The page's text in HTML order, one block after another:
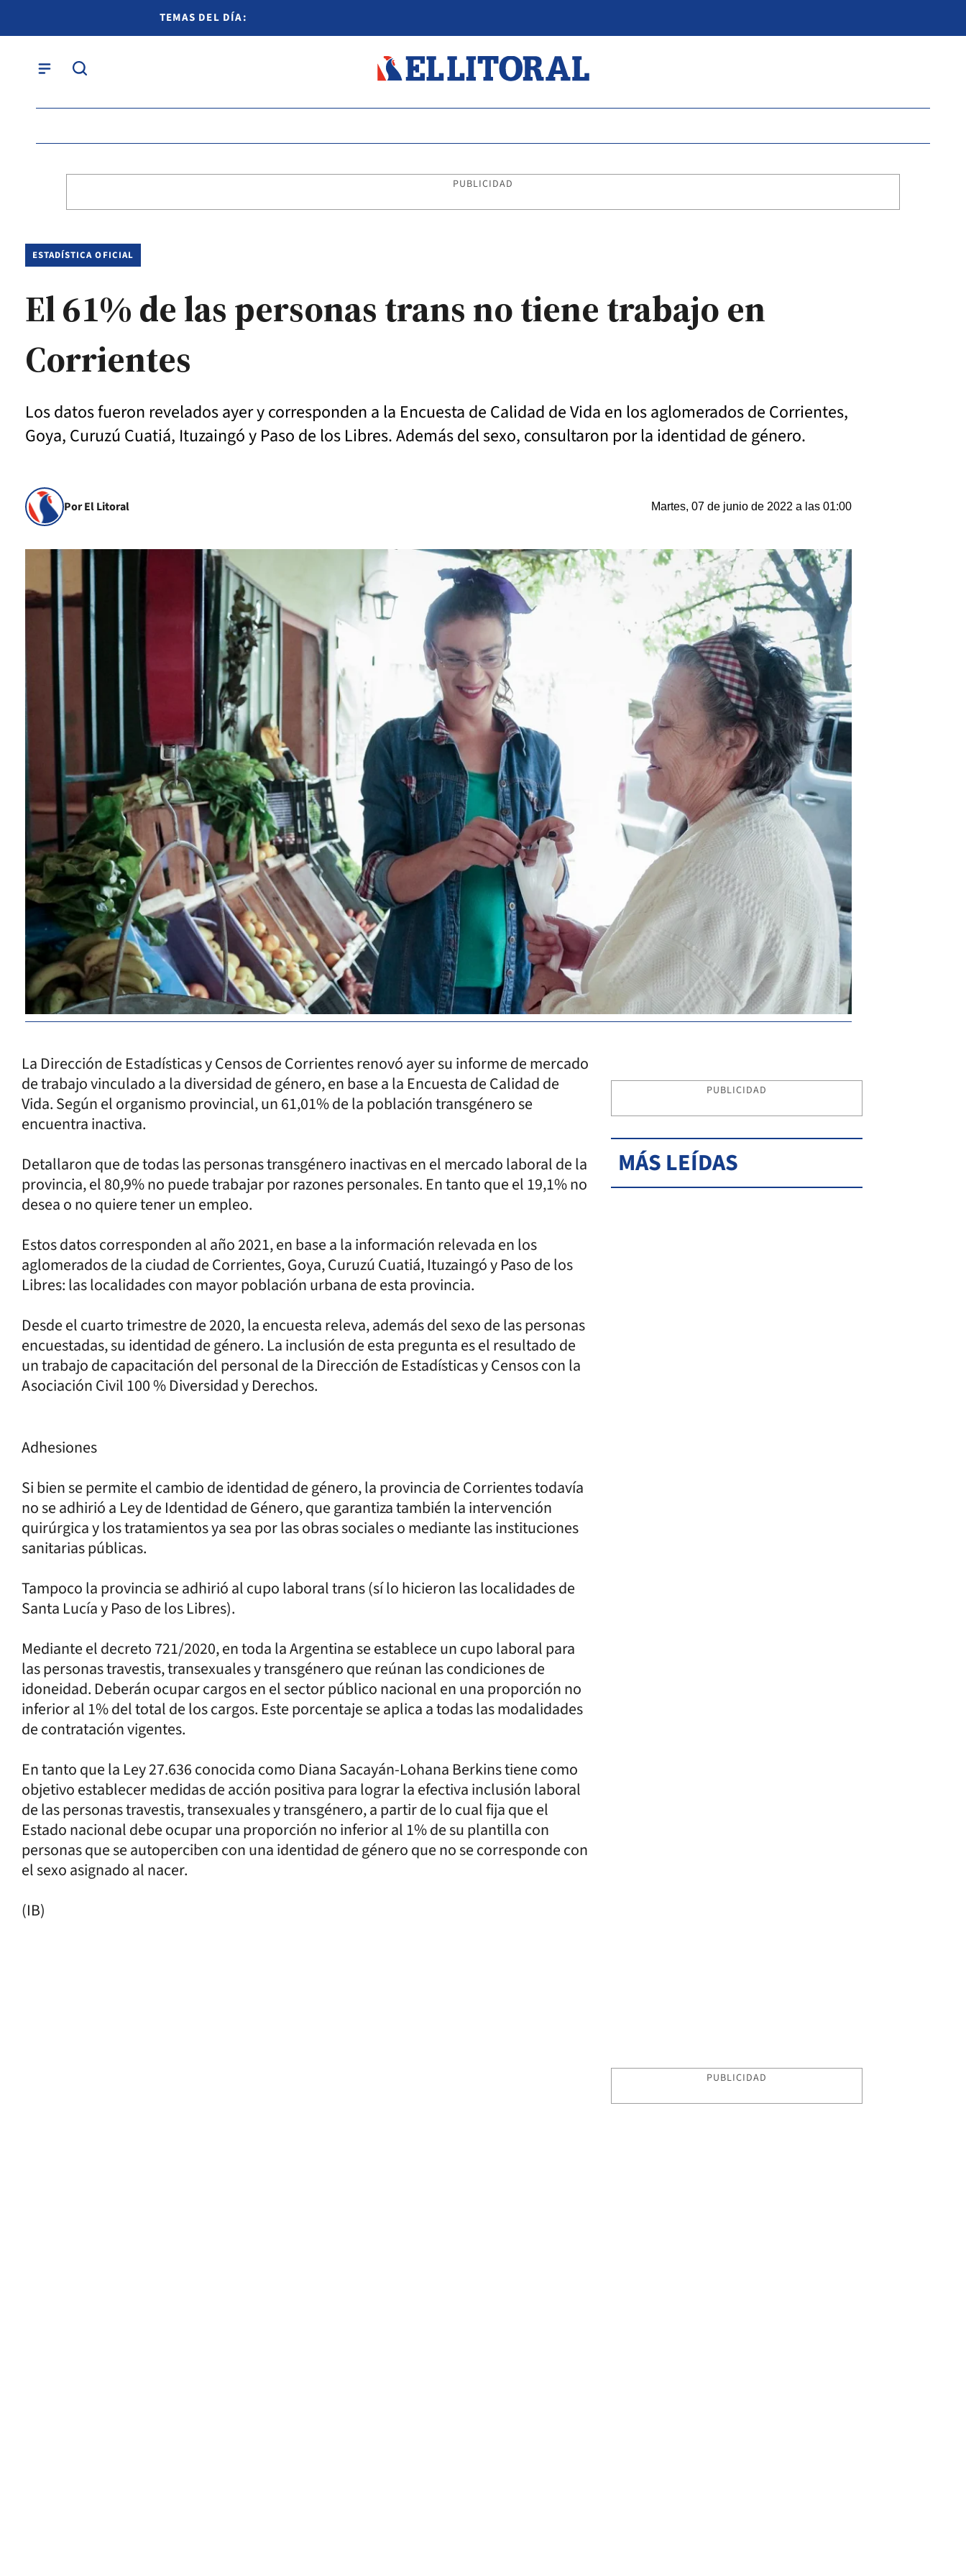
TEMAS DEL DÍA:
PUBLICIDAD
ESTADÍSTICA OFICIAL
El 61% de las personas trans no tiene trabajo en
Corrientes
Los datos fueron revelados ayer y corresponden a la Encuesta de Calidad de Vida en los aglomerados de Corrientes,
Goya, Curuzú Cuatiá, Ituzaingó y Paso de los Libres. Además del sexo, consultaron por la identidad de género.
Por El Litoral Martes, 07 de junio de 2022 a las 01:00
La Dirección de Estadísticas y Censos de Corrientes renovó ayer su informe de mercado
de trabajo vinculado a la diversidad de género, en base a la Encuesta de Calidad de
Vida. Según el organismo provincial, un 61,01% de la población transgénero se
encuentra inactiva.
Detallaron que de todas las personas transgénero inactivas en el mercado laboral de la
provincia, el 80,9% no puede trabajar por razones personales. En tanto que el 19,1% no
desea o no quiere tener un empleo.
Estos datos corresponden al año 2021, en base a la información relevada en los
aglomerados de la ciudad de Corrientes, Goya, Curuzú Cuatiá, Ituzaingó y Paso de los
Libres: las localidades con mayor población urbana de esta provincia.
Desde el cuarto trimestre de 2020, la encuesta releva, además del sexo de las personas
encuestadas, su identidad de género. La inclusión de esta pregunta es el resultado de
un trabajo de capacitación del personal de la Dirección de Estadísticas y Censos con la
Asociación Civil 100 % Diversidad y Derechos.
Adhesiones
Si bien se permite el cambio de identidad de género, la provincia de Corrientes todavía
no se adhirió a Ley de Identidad de Género, que garantiza también la intervención
quirúrgica y los tratamientos ya sea por las obras sociales o mediante las instituciones
sanitarias públicas.
Tampoco la provincia se adhirió al cupo laboral trans (sí lo hicieron las localidades de
Santa Lucía y Paso de los Libres).
Mediante el decreto 721/2020, en toda la Argentina se establece un cupo laboral para
las personas travestis, transexuales y transgénero que reúnan las condiciones de
idoneidad. Deberán ocupar cargos en el sector público nacional en una proporción no
inferior al 1% del total de los cargos. Este porcentaje se aplica a todas las modalidades
de contratación vigentes.
En tanto que la Ley 27.636 conocida como Diana Sacayán-Lohana Berkins tiene como
objetivo establecer medidas de acción positiva para lograr la efectiva inclusión laboral
de las personas travestis, transexuales y transgénero, a partir de lo cual fija que el
Estado nacional debe ocupar una proporción no inferior al 1% de su plantilla con
personas que se autoperciben con una identidad de género que no se corresponde con
el sexo asignado al nacer.
(IB)
PUBLICIDAD
MÁS LEÍDAS
PUBLICIDAD